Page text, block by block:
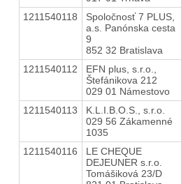
1211540118
Spoločnosť 7 PLUS,
a.s. Panónska cesta
9
852 32 Bratislava
1211540112
EFN plus, s.r.o.,
Štefánikova 212
029 01 Námestovo
1211540113
K.L.I.B.O.S., s.r.o.
029 56 Zákamenné
1035
1211540116
LE CHEQUE
DEJEUNER s.r.o.
Tomášiková 23/D